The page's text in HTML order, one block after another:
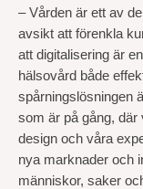
– Vården är ett av
avsikt att förenkla
att digitalisering är
hälsovård både
spårningslösningen
som är på gång, där
design och våra
nya marknader och
människor, saker